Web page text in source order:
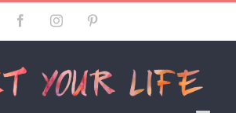
FacebookInstagram